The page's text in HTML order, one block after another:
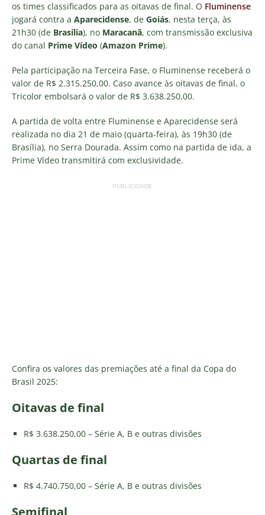
os times classificados para as oitavas de final. O Fluminense
jogará contra a Aparecidense, de Goiás, nesta terça, às
21h30 (de Brasília), no Maracanã, com transmissão exclusiva
do canal Prime Vídeo (Amazon Prime).
Pela participação na Terceira Fase, o Fluminense receberá o
valor de R$ 2.315.250,00. Caso avance às oitavas de final, o
Tricolor embolsará o valor de R$ 3.638.250,00.
A partida de volta entre Fluminense e Aparecidense será
realizada no dia 21 de maio (quarta-feira), às 19h30 (de
Brasília), no Serra Dourada. Assim como na partida de ida, a
Prime Vídeo transmitirá com exclusividade.
PUBLICIDADE
Confira os valores das premiações até a final da Copa do
Brasil 2025:
Oitavas de final
R$ 3.638.250,00 – Série A, B e outras divisões
Quartas de final
R$ 4.740.750,00 – Série A, B e outras divisões